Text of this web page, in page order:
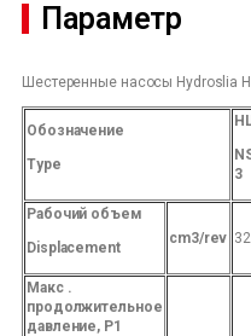
Параметр
Шестеренные насосы Hydroslia
Обозначение
Type
Н
3
Рабочий объем
Displacement
сm3/rev 32
Макс .
продолжительное
давление, Р1